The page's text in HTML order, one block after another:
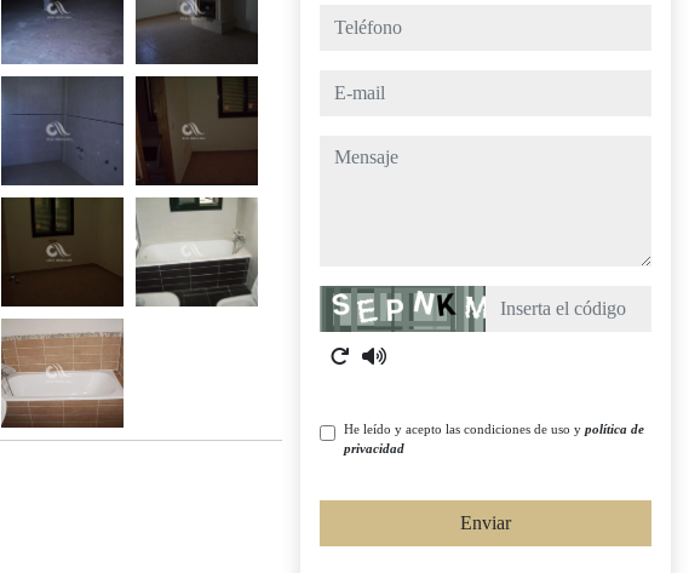
teléfono
e-mail
mensaje
Captcha
He leído y acepto las condiciones de uso y política de
privacidad
Enviar